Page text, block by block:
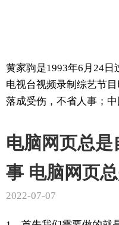
黄家驹是1993年6月24
电视台视频录制综艺节
落成受伤，不省人事；中
电脑网页总是
事 电脑网页
2022-07-07